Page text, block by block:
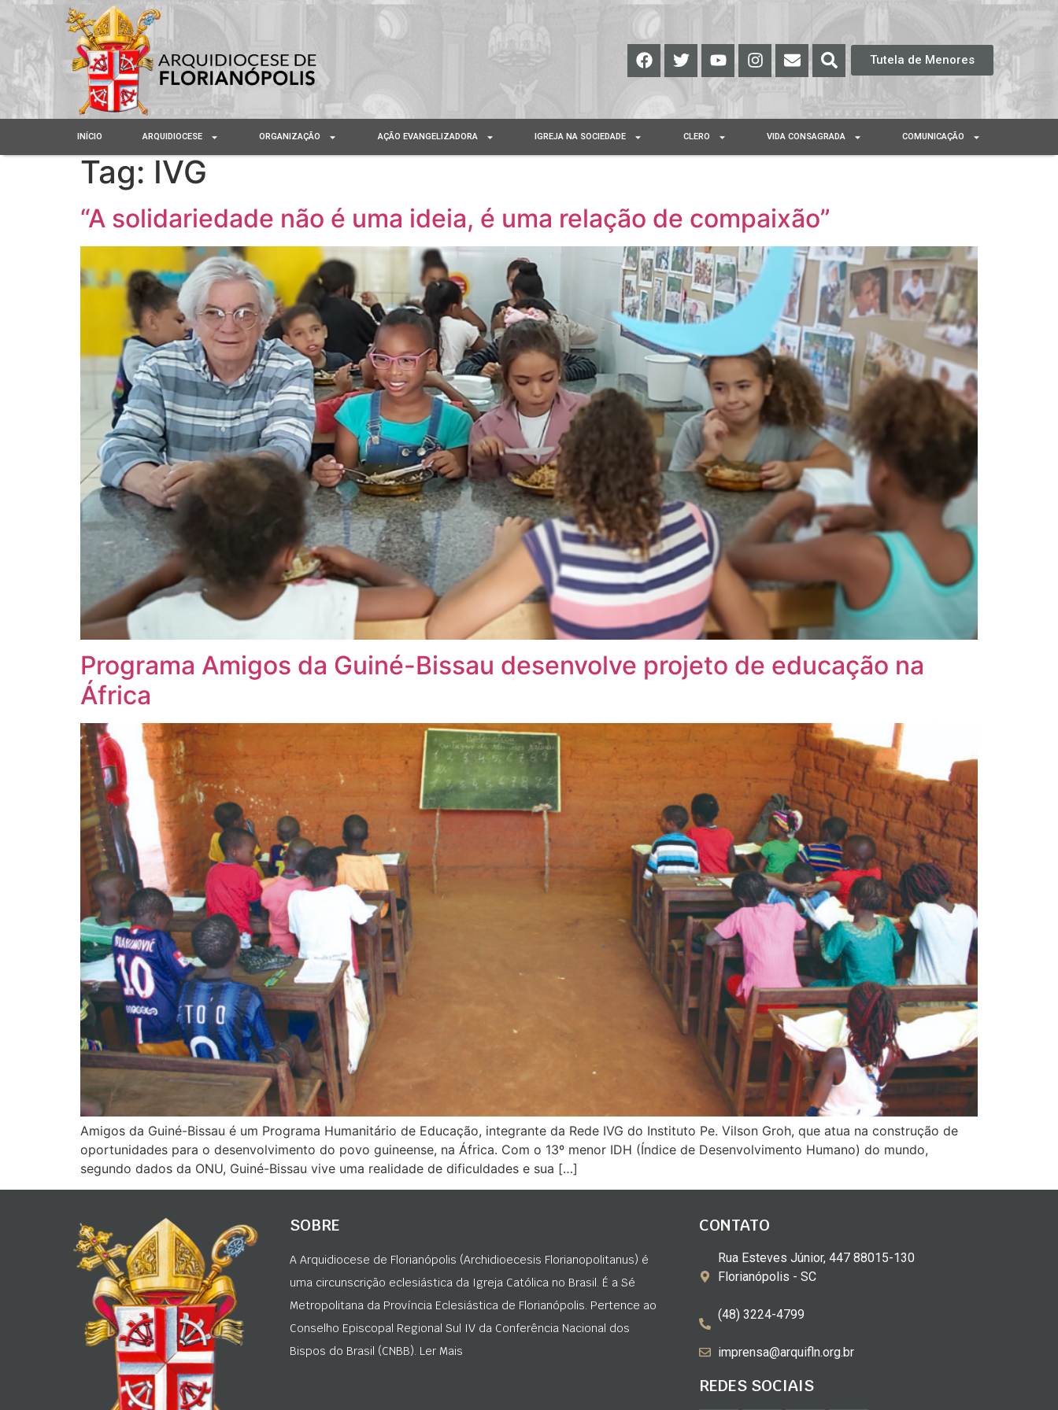
Tutela de Menores
INÍCIO ARQUIDIOCESE ORGANIZAÇÃO AÇÃO EVANGELIZADORA IGREJA NA SOCIEDADE CLERO VIDA CONSAGRADA COMUNICAÇÃO
Tag: IVG
“A solidariedade não é uma ideia, é uma relação de compaixão”
Programa Amigos da Guiné-Bissau desenvolve projeto de educação na
África
Amigos da Guiné-Bissau é um Programa Humanitário de Educação, integrante da Rede IVG do Instituto Pe. Vilson Groh, que atua na construção de
oportunidades para o desenvolvimento do povo guineense, na África. Com o 13º menor IDH (Índice de Desenvolvimento Humano) do mundo,
segundo dados da ONU, Guiné-Bissau vive uma realidade de dificuldades e sua […]
SOBRE
A Arquidiocese de Florianópolis (Archidioecesis Florianopolitanus) é
uma circunscrição eclesiástica da Igreja Católica no Brasil. É a Sé
Metropolitana da Província Eclesiástica de Florianópolis. Pertence ao
Conselho Episcopal Regional Sul IV da Conferência Nacional dos
Bispos do Brasil (CNBB). Ler Mais
CONTATO
Rua Esteves Júnior, 447 88015-130
Florianópolis - SC
(48) 3224-4799
imprensa@arquifln.org.br
REDES SOCIAIS